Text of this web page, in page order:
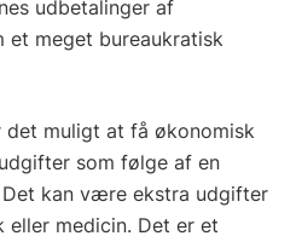
udbetalinger af
et meget bureaukratisk
det muligt at få økonomisk
som følge af en
kan være ekstra udgifter
medicin. Det er et